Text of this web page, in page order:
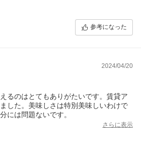
参考になった
2024/04/20
るのはとてもありがたいです。賃貸ア
した。美味しさは特別美味しいわけで
には問題ないです。
さらに表示